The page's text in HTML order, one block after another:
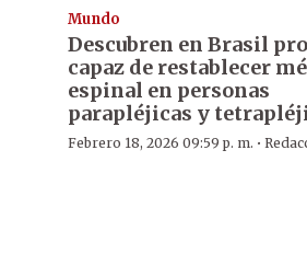
Mundo
Descubren en Brasil
capaz de restablecer
espinal en personas
parapléjicas y
Febrero 18, 2026 09:59 p. m. ·